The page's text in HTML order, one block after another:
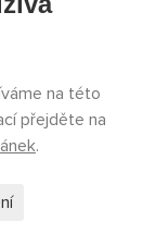
na této
přejděte na
.